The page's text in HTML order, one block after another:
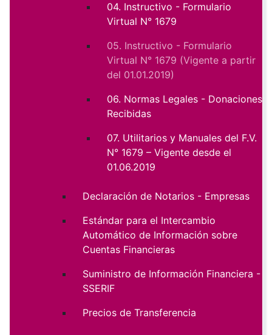
04. Instructivo - Formulario
Virtual N° 1679
05. Instructivo - Formulario
Virtual N° 1679 (Vigente a partir
del 01.01.2019)
06. Normas Legales - Donaciones
Recibidas
07. Utilitarios y Manuales del F.V.
N° 1679 – Vigente desde el
01.06.2019
Declaración de Notarios - Empresas
Estándar para el Intercambio
Automático de Información sobre
Cuentas Financieras
Suministro de Información Financiera -
SSERIF
Precios de Transferencia